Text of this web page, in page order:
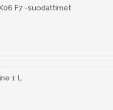
F7 -suodattimet
1 L